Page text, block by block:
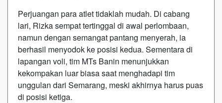
Perjuangan para atlet tidaklah mudah. Di cabang
lari, Rizka sempat tertinggal di awal perlombaan,
namun dengan semangat pantang menyerah, ia
berhasil menyodok ke posisi kedua. Sementara di
lapangan voli, tim MTs Banin menunjukkan
kekompakan luar biasa saat menghadapi tim
unggulan dari Semarang, meski akhirnya harus puas
di posisi ketiga.